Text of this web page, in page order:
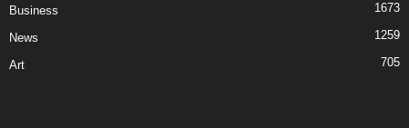
Business 1673
News 1259
Art 705